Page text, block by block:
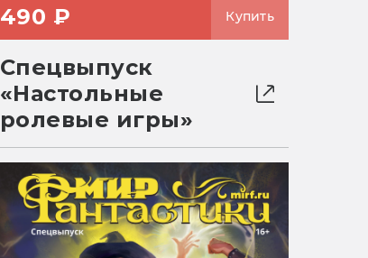
490 ₽ Купить
Спецвыпуск
«Настольные
ролевые игры»